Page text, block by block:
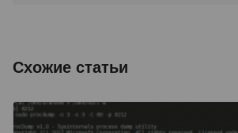
Схожие статьи